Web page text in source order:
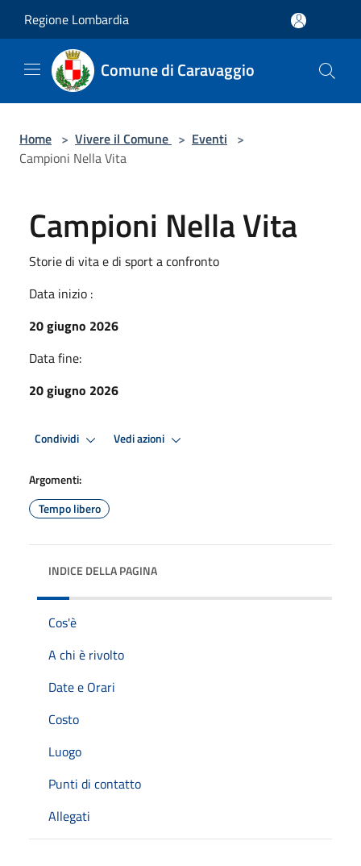
Regione Lombardia
Comune di Caravaggio
Home > Vivere il Comune > Eventi >
Campioni Nella Vita
Campioni Nella Vita
Storie di vita e di sport a confronto
Data inizio :
20 giugno 2026
Data fine:
20 giugno 2026
Condividi Vedi azioni
Argomenti:
Tempo libero
INDICE DELLA PAGINA
Cos'è
A chi è rivolto
Date e Orari
Costo
Luogo
Punti di contatto
Allegati